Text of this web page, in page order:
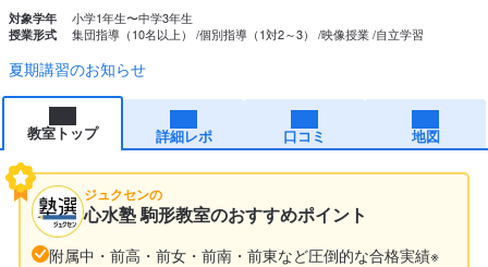
対象学年 小学1年生〜中学3年生
授業形式 集団指導（10名以上） 個別指導（1対2～3） 映像授業 自立学習
夏期講習のお知らせ
教室トップ 詳細レポ 口コミ 地図
ジュクセンの
心水塾 駒形教室のおすすめポイント
附属中・前高・前女・前南・前東など圧倒的な合格実績※